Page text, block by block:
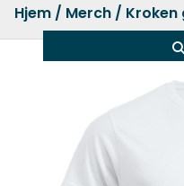
Hjem / Merch / Kroken